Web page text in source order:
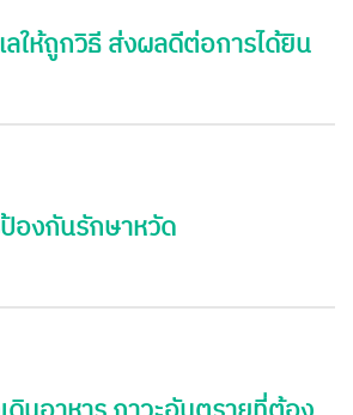
ให้ถูกวิธี ส่งผลดีต่อการได้ยิน
องกันรักษาหวัด